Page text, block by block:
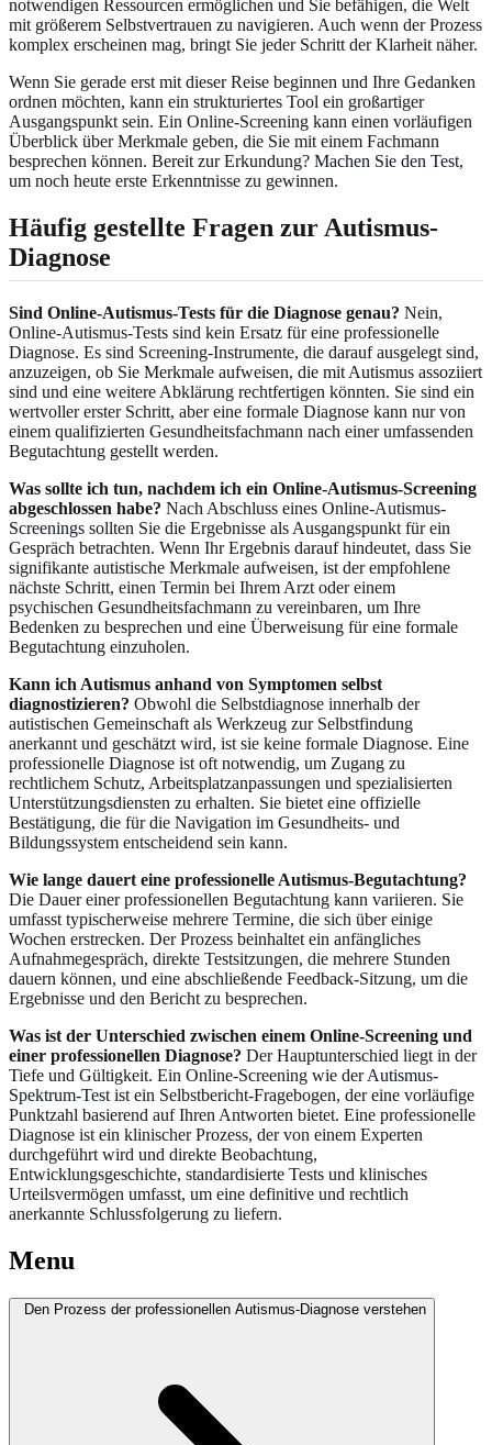
notwendigen Ressourcen ermöglichen und Sie befähigen, die Welt
mit größerem Selbstvertrauen zu navigieren. Auch wenn der Prozess
komplex erscheinen mag, bringt Sie jeder Schritt der Klarheit näher.
Wenn Sie gerade erst mit dieser Reise beginnen und Ihre Gedanken
ordnen möchten, kann ein strukturiertes Tool ein großartiger
Ausgangspunkt sein. Ein Online-Screening kann einen vorläufigen
Überblick über Merkmale geben, die Sie mit einem Fachmann
besprechen können. Bereit zur Erkundung? Machen Sie den Test,
um noch heute erste Erkenntnisse zu gewinnen.
Häufig gestellte Fragen zur Autismus-
Diagnose
Sind Online-Autismus-Tests für die Diagnose genau? Nein,
Online-Autismus-Tests sind kein Ersatz für eine professionelle
Diagnose. Es sind Screening-Instrumente, die darauf ausgelegt sind,
anzuzeigen, ob Sie Merkmale aufweisen, die mit Autismus assoziiert
sind und eine weitere Abklärung rechtfertigen könnten. Sie sind ein
wertvoller erster Schritt, aber eine formale Diagnose kann nur von
einem qualifizierten Gesundheitsfachmann nach einer umfassenden
Begutachtung gestellt werden.
Was sollte ich tun, nachdem ich ein Online-Autismus-Screening
abgeschlossen habe? Nach Abschluss eines Online-Autismus-
Screenings sollten Sie die Ergebnisse als Ausgangspunkt für ein
Gespräch betrachten. Wenn Ihr Ergebnis darauf hindeutet, dass Sie
signifikante autistische Merkmale aufweisen, ist der empfohlene
nächste Schritt, einen Termin bei Ihrem Arzt oder einem
psychischen Gesundheitsfachmann zu vereinbaren, um Ihre
Bedenken zu besprechen und eine Überweisung für eine formale
Begutachtung einzuholen.
Kann ich Autismus anhand von Symptomen selbst
diagnostizieren? Obwohl die Selbstdiagnose innerhalb der
autistischen Gemeinschaft als Werkzeug zur Selbstfindung
anerkannt und geschätzt wird, ist sie keine formale Diagnose. Eine
professionelle Diagnose ist oft notwendig, um Zugang zu
rechtlichem Schutz, Arbeitsplatzanpassungen und spezialisierten
Unterstützungsdiensten zu erhalten. Sie bietet eine offizielle
Bestätigung, die für die Navigation im Gesundheits- und
Bildungssystem entscheidend sein kann.
Wie lange dauert eine professionelle Autismus-Begutachtung?
Die Dauer einer professionellen Begutachtung kann variieren. Sie
umfasst typischerweise mehrere Termine, die sich über einige
Wochen erstrecken. Der Prozess beinhaltet ein anfängliches
Aufnahmegespräch, direkte Testsitzungen, die mehrere Stunden
dauern können, und eine abschließende Feedback-Sitzung, um die
Ergebnisse und den Bericht zu besprechen.
Was ist der Unterschied zwischen einem Online-Screening und
einer professionellen Diagnose? Der Hauptunterschied liegt in der
Tiefe und Gültigkeit. Ein Online-Screening wie derAutismus-
Spektrum-Test ist ein Selbstbericht-Fragebogen, der eine vorläufige
Punktzahl basierend auf Ihren Antworten bietet. Eine professionelle
Diagnose ist ein klinischer Prozess, der von einem Experten
durchgeführt wird und direkte Beobachtung,
Entwicklungsgeschichte, standardisierte Tests und klinisches
Urteilsvermögen umfasst, um eine definitive und rechtlich
anerkannte Schlussfolgerung zu liefern.
Menu
Den Prozess der professionellen Autismus-Diagnose verstehen